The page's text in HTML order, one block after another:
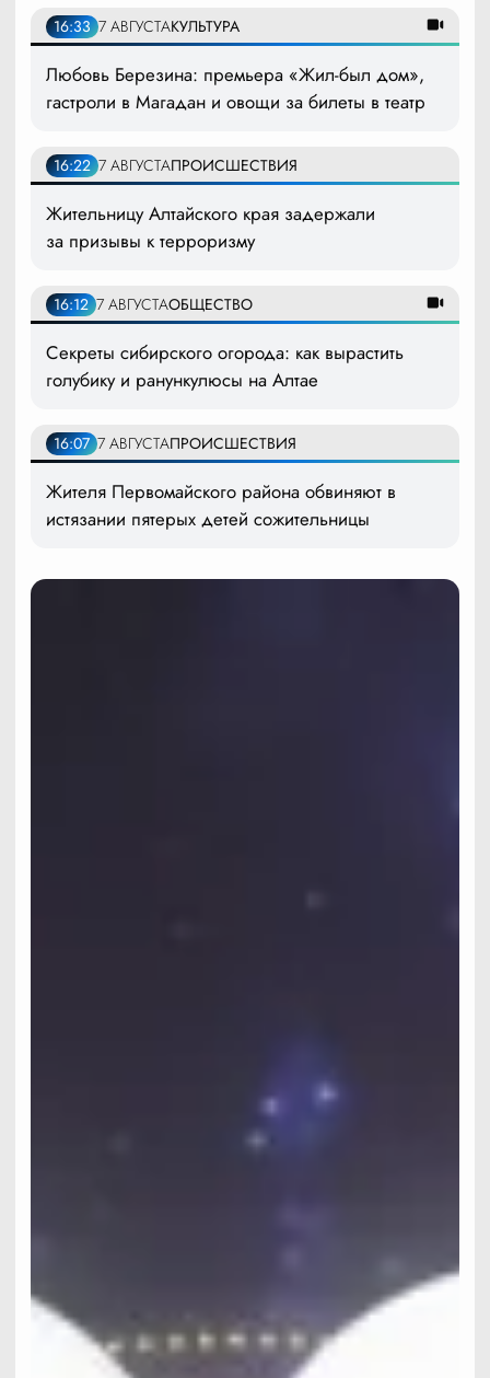
16:33 7 АВГУСТАКУЛЬТУРА
Любовь Березина: премьера «Жил-был дом»,
гастроли в Магадан и овощи за билеты в театр
16:22 7 АВГУСТАПРОИСШЕСТВИЯ
Жительницу Алтайского края задержали
за призывы к терроризму
16:12 7 АВГУСТАОБЩЕСТВО
Секреты сибирского огорода: как вырастить
голубику и ранункулюсы на Алтае
16:07 7 АВГУСТАПРОИСШЕСТВИЯ
Жителя Первомайского района обвиняют в
истязании пятерых детей сожительницы